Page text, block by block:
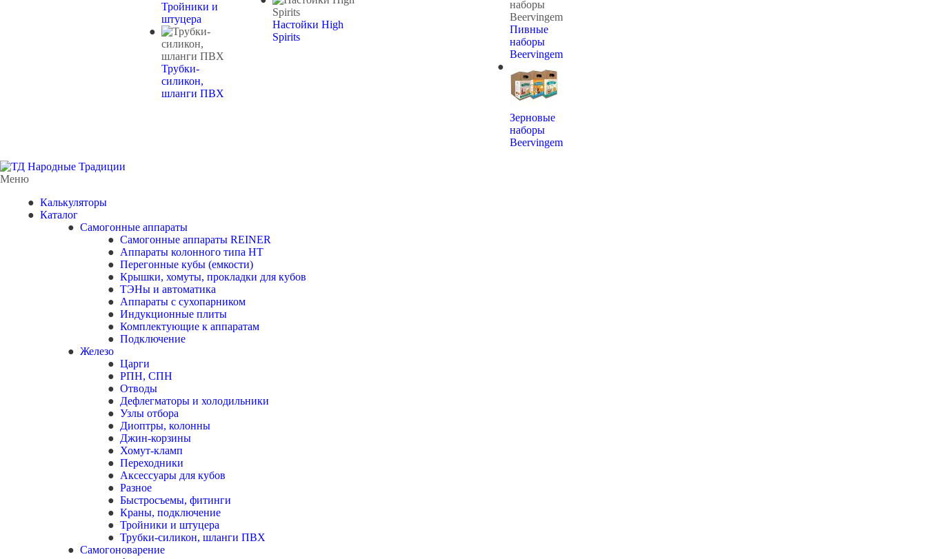
Тройники и
штуцера
Трубки-
силикон,
шланги ПВХ
Настойки High
Spirits
Пивные
наборы
Beervingem
Зерновые
наборы
Beervingem
Меню
Калькуляторы
Каталог
Самогонные аппараты
Самогонные аппараты REINER
Аппараты колонного типа НТ
Перегонные кубы (емкости)
Крышки, хомуты, прокладки для кубов
ТЭНы и автоматика
Аппараты с сухопарником
Индукционные плиты
Комплектующие к аппаратам
Подключение
Железо
Царги
РПН, СПН
Отводы
Дефлегматоры и холодильники
Узлы отбора
Диоптры, колонны
Джин-корзины
Хомут-кламп
Переходники
Аксессуары для кубов
Разное
Быстросъемы, фитинги
Краны, подключение
Тройники и штуцера
Трубки-силикон, шланги ПВХ
Самогоноварение